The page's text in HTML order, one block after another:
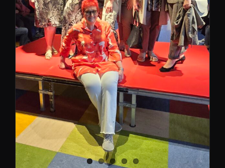
Modenschau Rückblick / 25
Jahre Jubiläum
Formvollendet